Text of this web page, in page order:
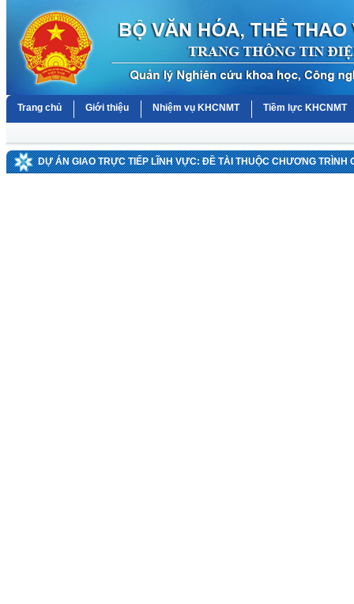
Trang chủ Giới thiệu Nhiệm vụ KHCNMT Tiềm lực KHCNMT
DỰ ÁN GIAO TRỰC TIẾP LĨNH VỰC: ĐỀ TÀI THUỘC CHƯƠNG TRÌNH